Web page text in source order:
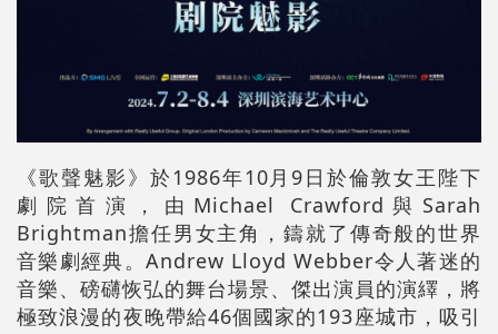
《歌聲魅影》於1986年10月9日於倫敦女王陛下
劇院首演，由Michael Crawford與Sarah
Brightman擔任男女主角，鑄就了傳奇般的世界
音樂劇經典。Andrew Lloyd Webber令人著迷的
音樂、磅礴恢弘的舞台場景、傑出演員的演繹，將
極致浪漫的夜晚帶給46個國家的193座城市，吸引